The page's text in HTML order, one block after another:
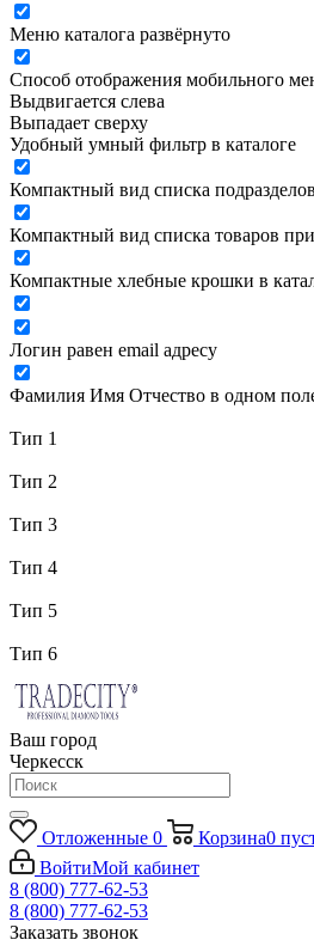
Меню каталога развёрнуто
Способ отображения мобильного
Выдвигается слева
Выпадает сверху
Удобный умный фильтр в каталоге
Компактный вид списка
Компактный вид списка товаров
Компактные хлебные крошки в
Логин равен email адресу
Фамилия Имя Отчество в одном
Тип 1
Тип 2
Тип 3
Тип 4
Тип 5
Тип 6
Ваш город
Черкесск
Отложенные 0 Корзина0
ВойтиМой кабинет
8 (800) 777-62-53
8 (800) 777-62-53
Заказать звонок